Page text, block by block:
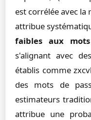
est corrélée avec la
attribue
faibles aux
s'alignant avec
établis comme
des mots de
estimateurs
attribue une